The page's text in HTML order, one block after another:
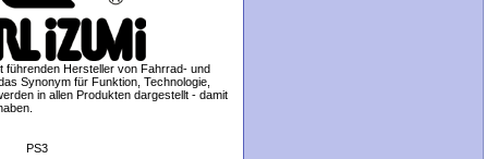
führenden Hersteller von Fahrrad- und
Synonym für Funktion, Technologie,
in allen Produkten dargestellt - damit
PS3